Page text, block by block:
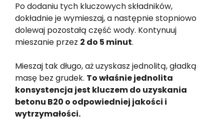
Po dodaniu tych kluczowych składników,
dokładnie je wymieszaj, a następnie stopniowo
dolewaj pozostałą część wody. Kontynuuj
mieszanie przez 2 do 5 minut.
Mieszaj tak długo, aż uzyskasz jednolitą, gładką
masę bez grudek. To właśnie jednolita
konsystencja jest kluczem do uzyskania
betonu B20 o odpowiedniej jakości i
wytrzymałości.